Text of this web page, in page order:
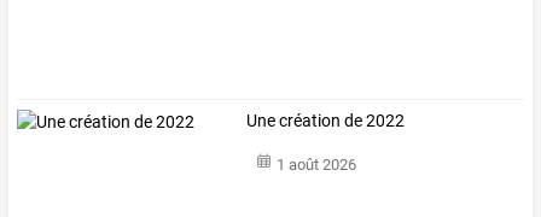
Une création de 2022
1 août 2026